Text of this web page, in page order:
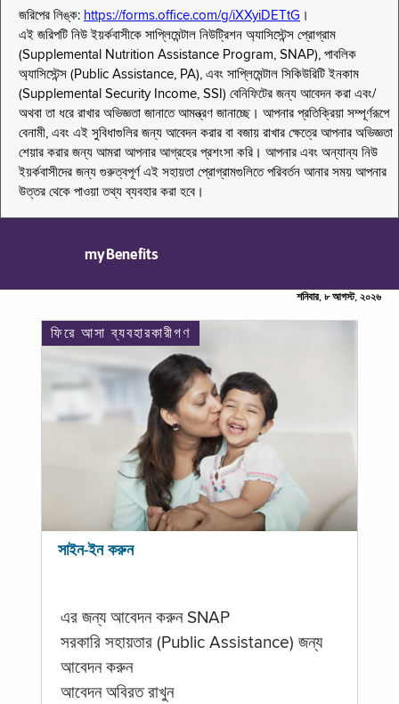
জরিপের লিঙ্ক: https://forms.office.com/g/iXXyiDETtG ।
এই জরিপটি নিউ ইয়র্কবাসীকে সাপ্লিমেন্টাল নিউট্রিশন অ্যাসিস্টেন্স প্রোগ্রাম
(Supplemental Nutrition Assistance Program, SNAP), পাবলিক
অ্যাসিস্টেন্স (Public Assistance, PA), এবং সাপ্লিমেন্টাল সিকিউরিটি ইনকাম
(Supplemental Security Income, SSI) বেনিফিটের জন্য আবেদন করা এবং/
অথবা তা ধরে রাখার অভিজ্ঞতা জানাতে আমন্ত্রণ জানাচ্ছে। আপনার প্রতিক্রিয়া সম্পূর্ণরূপে
বেনামী, এবং এই সুবিধাগুলির জন্য আবেদন করার বা বজায় রাখার ক্ষেত্রে আপনার অভিজ্ঞতা
শেয়ার করার জন্য আমরা আপনার আগ্রহের প্রশংসা করি। আপনার এবং অন্যান্য নিউ
ইয়র্কবাসীদের জন্য গুরুত্বপূর্ণ এই সহায়তা প্রোগ্রামগুলিতে পরিবর্তন আনার সময় আপনার
উত্তর থেকে পাওয়া তথ্য ব্যবহার করা হবে।
myBenefits
শনিবার, ৮ আগস্ট, ২০২৬
ফিরে আসা ব্যবহারকারীগণ
সাইন-ইন করুন
এর জন্য আবেদন করুন SNAP
সরকারি সহায়তার (Public Assistance) জন্য
আবেদন করুন
আবেদন অবিরত রাখুন